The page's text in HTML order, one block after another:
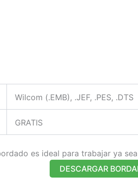
Wilcom (.EMB), .JEF, .PES, .DTS
GRATIS
es ideal para trabajar ya
DESCARGAR